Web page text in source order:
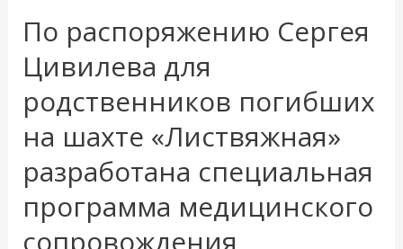
По распоряжению Сергея
Цивилева для
родственников погибших
на шахте «Листвяжная»
разработана специальная
программа медицинского
По
распоряжению
Сергея
Цивилева
для
родственников
погибших
на
шахте